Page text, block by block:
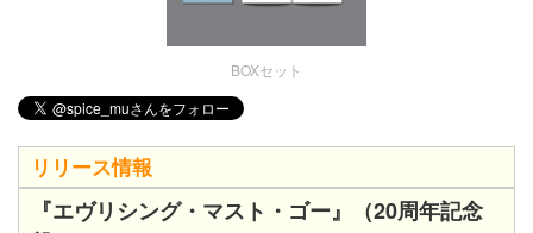
BOXセット
リリース情報
『エヴリシング・マスト・ゴー』（20周年記念